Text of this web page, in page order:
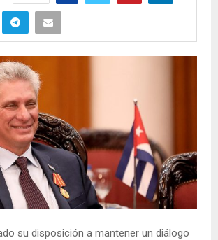
su disposición a mantener un diálogo